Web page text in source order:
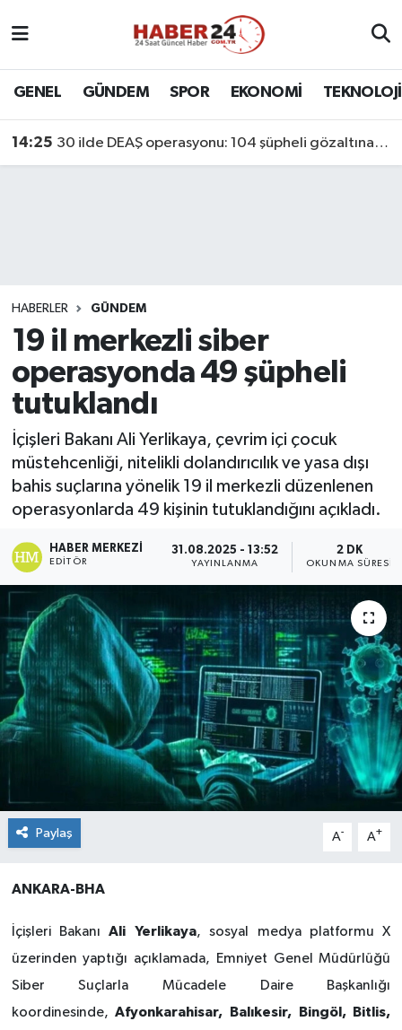
GENEL GÜNDEM SPOR EKONOMİ TEKNOLOJİ
14:25 30 ilde DEAŞ operasyonu: 104 şüpheli gözaltına alındı
HABERLER GÜNDEM
19 il merkezli siber
operasyonda 49 şüpheli
tutuklandı
İçişleri Bakanı Ali Yerlikaya, çevrim içi çocuk
müstehcenliği, nitelikli dolandırıcılık ve yasa dışı
bahis suçlarına yönelik 19 il merkezli düzenlenen
operasyonlarda 49 kişinin tutuklandığını açıkladı.
HABER MERKEZI
EDITÖR
31.08.2025 - 13:52
YAYINLANMA
2 DK
OKUNMA SÜRESI
Paylaş A- A+
ANKARA-BHA
İçişleri BakanıAli Yerlikaya, sosyal medya platformu X
üzerinden yaptığı açıklamada, Emniyet Genel Müdürlüğü
Siber Suçlarla Mücadele Daire Başkanlığı
koordinesinde,Afyonkarahisar, Balıkesir, Bingöl, Bitlis,
Nöbetçi Eczaneler
Son Dakika Haberleri
Haber Arşivi